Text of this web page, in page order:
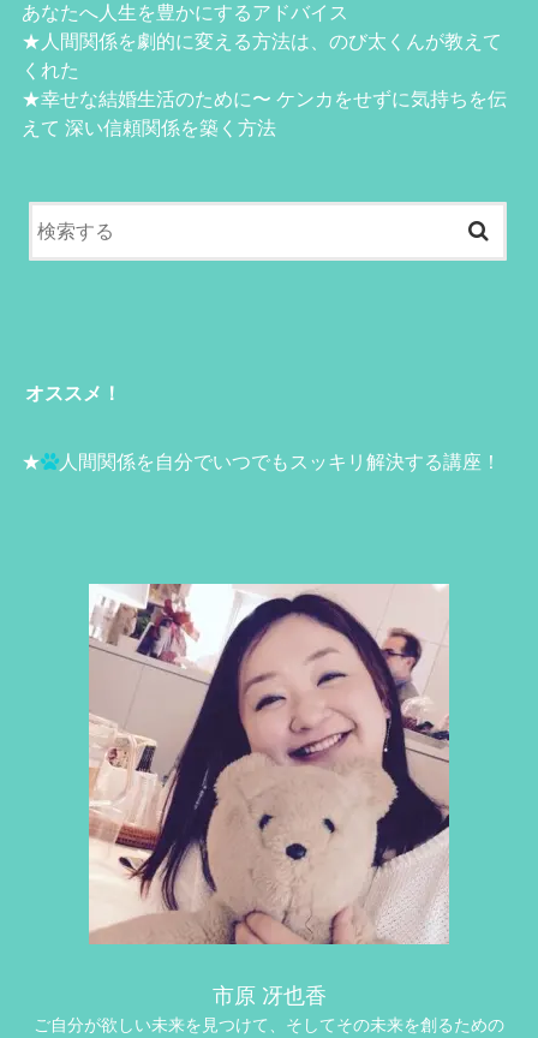
あなたへ人生を豊かにするアドバイス
★ 人間関係を劇的に変える方法は、のび太くんが教えて
くれた
★幸せな結婚生活のために〜 ケンカをせずに気持ちを伝
えて 深い信頼関係を築く方法
オススメ！
★ 人間関係を自分でいつでもスッキリ解決する講座！
市原 冴也香
ご自分が欲しい未来を見つけて、そしてその未来を創るための